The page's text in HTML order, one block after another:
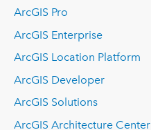
ArcGIS Pro
ArcGIS Enterprise
ArcGIS Location Platform
ArcGIS Developer
ArcGIS Solutions
ArcGIS Architecture Center